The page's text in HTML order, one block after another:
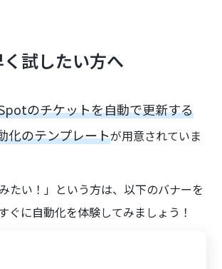
試したい方へ
のチケットを自動で更新する
化のテンプレートが用意されていま
たい！」という方は、以下のバナーを
ぐに自動化を体験してみましょう！